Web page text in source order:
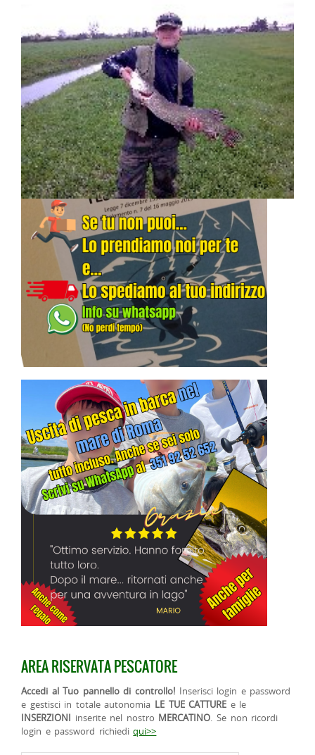
AREA RISERVATA PESCATORE
Accedi al Tuo pannello di controllo! Inserisci login e password
e gestisci in totale autonomia LE TUE CATTURE e le
INSERZIONI inserite nel nostro MERCATINO. Se non ricordi
login e password richiediqui>>